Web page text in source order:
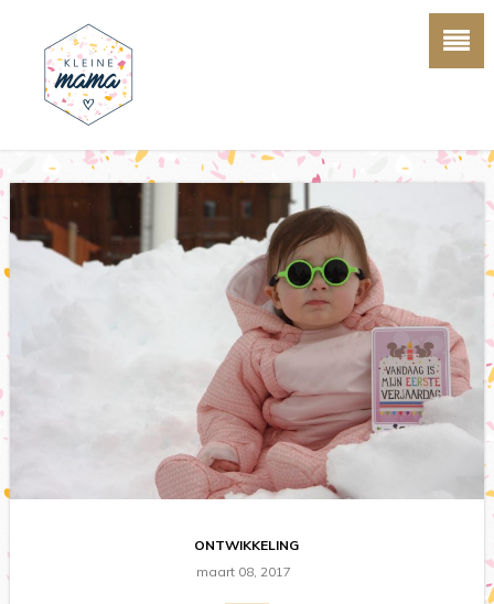
ONTWIKKELING
maart 08, 2017